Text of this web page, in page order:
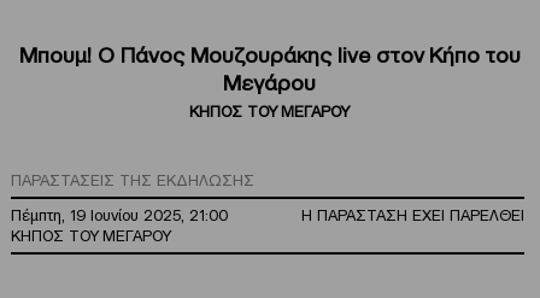
Μπουμ! Ο Πάνος Μουζουράκης live στον Κήπο του
Μεγάρου
ΚΗΠΟΣ ΤΟΥ ΜΕΓΑΡΟΥ
ΠΑΡΑΣΤΑΣΕΙΣ ΤΗΣ ΕΚΔΗΛΩΣΗΣ
Πέμπτη, 19 Ιουνίου 2025, 21:00
Η ΠΑΡΑΣΤΑΣΗ ΕΧΕΙ ΠΑΡΕΛΘΕΙ
ΚΗΠΟΣ ΤΟΥ ΜΕΓΑΡΟΥ